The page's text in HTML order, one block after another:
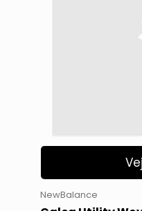
NewBalance